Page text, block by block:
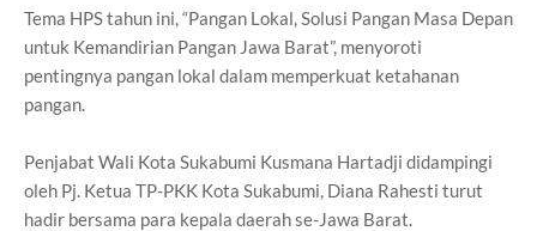
Tema HPS tahun ini, “Pangan Lokal, Solusi Pangan Masa Depan
untuk Kemandirian Pangan Jawa Barat”, menyoroti
pentingnya pangan lokal dalam memperkuat ketahanan
pangan.
Penjabat Wali Kota Sukabumi Kusmana Hartadji didampingi
oleh Pj. Ketua TP-PKK Kota Sukabumi, Diana Rahesti turut
hadir bersama para kepala daerah se-Jawa Barat.